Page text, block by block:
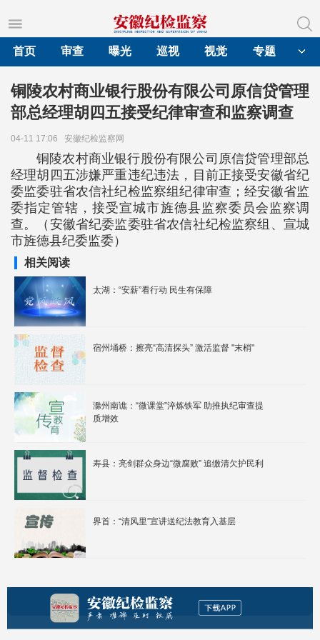
首页
审查 曝光 巡视 视觉 专题
铜陵农村商业银行股份有限公司原信贷管理
部总经理胡四五接受纪律审查和监察调查
04-11 17:06 安徽纪检监察网
铜陵农村商业银行股份有限公司原信贷管理部总
经理胡四五涉嫌严重违纪违法，目前正接受安徽省纪
委监委驻省农信社纪检监察组纪律审查；经安徽省监
委指定管辖，接受宣城市旌德县监察委员会监察调
查。（安徽省纪委监委驻省农信社纪检监察组、宣城
市旌德县纪委监委）
相关阅读
太湖：“安薪”看行动 民生有保障
宿州埇桥：擦亮“高清探头” 激活监督 "末梢"
滁州南谯：“微课堂”淬炼铁军 助推执纪审查提
质增效
寿县：亮剑群众身边“微腐败” 追缴清欠护民利
界首：“清风里”宣讲送纪法教育入基层